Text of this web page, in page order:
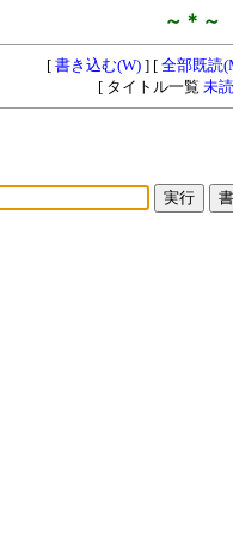
～＊
[ 書き込む(W)] [ 全部既読
[ タイトル一覧 未読